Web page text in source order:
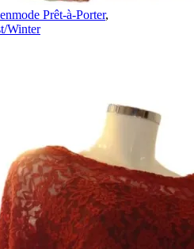
Prêt-à-Porter,
Winter